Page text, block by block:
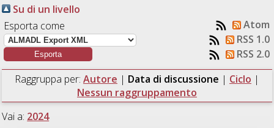
Su di un livello
Esporta come
Atom
RSS 1.0
RSS 2.0
Raggruppa per: Autore | Data di discussione | Ciclo |
Nessun raggruppamento
Vai a: 2024